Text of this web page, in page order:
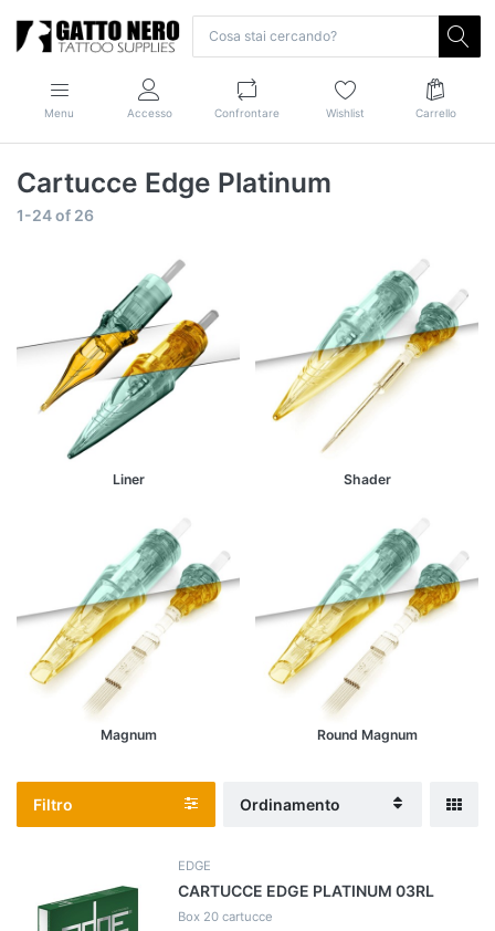
Menu Accesso Confrontare Wishlist Carrello
Cartucce Edge Platinum
1-24of 26
Liner Shader
Magnum Round Magnum
Filtro Ordinamento
EDGE
CARTUCCE EDGE PLATINUM 03RL
Box 20 cartucce